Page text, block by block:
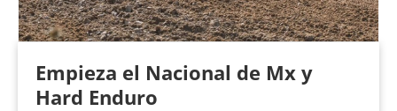
Empieza el Nacional de Mx y
Hard Enduro